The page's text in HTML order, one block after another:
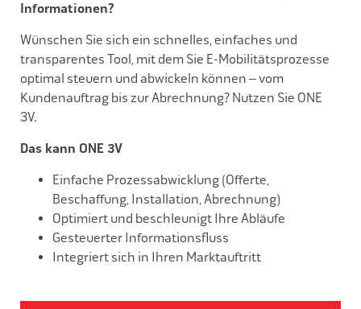
Informationen?
Wünschen Sie sich ein schnelles, einfaches und
transparentes Tool, mit dem Sie E-Mobilitätsprozesse
optimal steuern und abwickeln können – vom
Kundenauftrag bis zur Abrechnung? Nutzen Sie ONE
3V.
Das kann ONE 3V
Einfache Prozessabwicklung (Offerte,
Beschaffung, Installation, Abrechnung)
Optimiert und beschleunigt Ihre Abläufe
Gesteuerter Informationsfluss
Integriert sich in Ihren Marktauftritt